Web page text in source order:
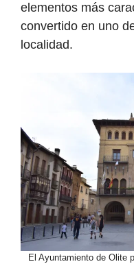
elementos más
convertido en uno
localidad.
El Ayuntamiento de Olite